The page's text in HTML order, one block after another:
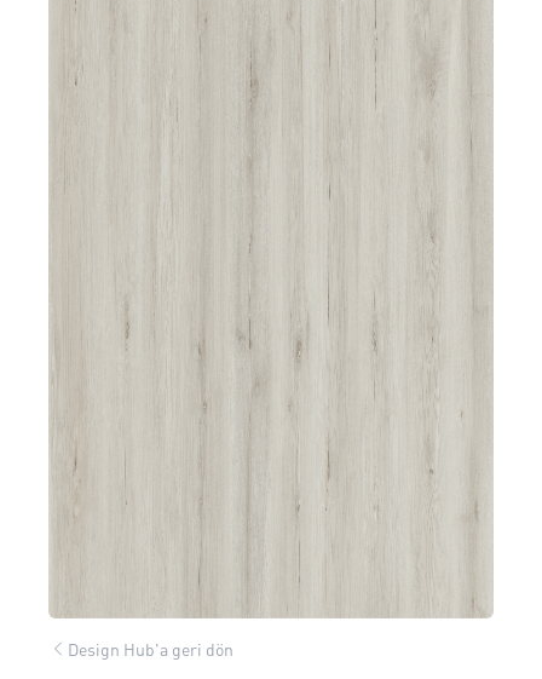
Design Hub'a geri dön